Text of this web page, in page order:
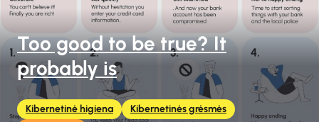
Too good to be true? It
probably is
Kibernetinė higiena
Kibernetinės grėsmės